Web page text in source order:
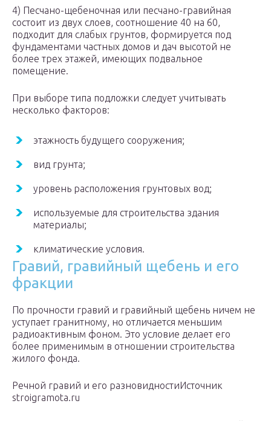
4) Песчано-щебеночная или песчано-гравийная
состоит из двух слоев, соотношение 40 на 60,
подходит для слабых грунтов, формируется под
фундаментами частных домов и дач высотой не
более трех этажей, имеющих подвальное
помещение.
При выборе типа подложки следует учитывать
несколько факторов:
этажность будущего сооружения;
вид грунта;
уровень расположения грунтовых вод;
используемые для строительства здания
материалы;
климатические условия.
Гравий, гравийный щебень и его
фракции
По прочности гравий и гравийный щебень ничем не
уступает гранитному, но отличается меньшим
радиоактивным фоном. Это условие делает его
более применимым в отношении строительства
жилого фонда.
Речной гравий и его разновидностиИсточник
stroigramota.ru